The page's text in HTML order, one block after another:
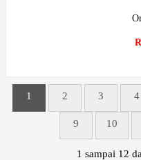
1 2 3 4
9 10
1 sampai 12